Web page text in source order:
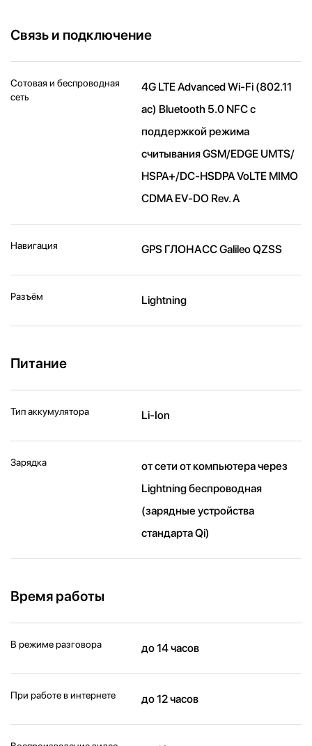
Связь и подключение
Сотовая и беспроводная
сеть
4G LTE Advanced Wi-Fi (802.11​
ac) Bluetooth 5.0 NFC с
поддержкой режима
считывания GSM/EDGE UMTS/​
HSPA+/​DC-HSDPA VoLTE MIMO
CDMA EV-DO Rev. A
Навигация GPS ГЛОНАСС Galileo QZSS
Разъём Lightning
Питание
Тип аккумулятора Li-Ion
Зарядка
от сети от компьютера через
Lightning беспроводная
(зарядные устройства
стандарта Qi)
Время работы
В режиме разговора до 14 часов
При работе в интернете до 12 часов